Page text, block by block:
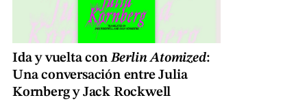
Ida y vuelta conBerlin Atomized:
Una conversación entre Julia
Kornberg y Jack Rockwell